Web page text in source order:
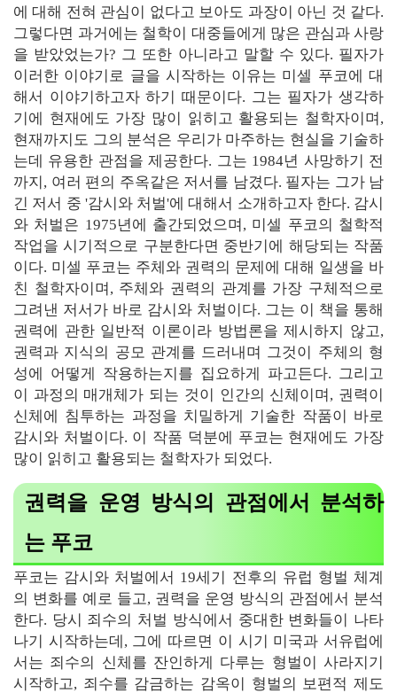
에 대해 전혀 관심이 없다고 보아도 과장이 아닌 것 같다.
그렇다면 과거에는 철학이 대중들에게 많은 관심과 사랑
을 받았었는가? 그 또한 아니라고 말할 수 있다. 필자가
이러한 이야기로 글을 시작하는 이유는 미셀 푸코에 대
해서 이야기하고자 하기 때문이다. 그는 필자가 생각하
기에 현재에도 가장 많이 읽히고 활용되는 철학자이며,
현재까지도 그의 분석은 우리가 마주하는 현실을 기술하
는데 유용한 관점을 제공한다. 그는 1984년 사망하기 전
까지, 여러 편의 주옥같은 저서를 남겼다. 필자는 그가 남
긴 저서 중 '감시와 처벌'에 대해서 소개하고자 한다. 감시
와 처벌은 1975년에 출간되었으며, 미셀 푸코의 철학적
작업을 시기적으로 구분한다면 중반기에 해당되는 작품
이다. 미셀 푸코는 주체와 권력의 문제에 대해 일생을 바
친 철학자이며, 주체와 권력의 관계를 가장 구체적으로
그려낸 저서가 바로 감시와 처벌이다. 그는 이 책을 통해
권력에 관한 일반적 이론이라 방법론을 제시하지 않고,
권력과 지식의 공모 관계를 드러내며 그것이 주체의 형
성에 어떻게 작용하는지를 집요하게 파고든다. 그리고
이 과정의 매개체가 되는 것이 인간의 신체이며, 권력이
신체에 침투하는 과정을 치밀하게 기술한 작품이 바로
감시와 처벌이다. 이 작품 덕분에 푸코는 현재에도 가장
많이 읽히고 활용되는 철학자가 되었다.
권력을 운영 방식의 관점에서 분석하
는 푸코
푸코는 감시와 처벌에서 19세기 전후의 유럽 형벌 체계
의 변화를 예로 들고, 권력을 운영 방식의 관점에서 분석
한다. 당시 죄수의 처벌 방식에서 중대한 변화들이 나타
나기 시작하는데, 그에 따르면 이 시기 미국과 서유럽에
서는 죄수의 신체를 잔인하게 다루는 형벌이 사라지기
시작하고, 죄수를 감금하는 감옥이 형벌의 보편적 제도